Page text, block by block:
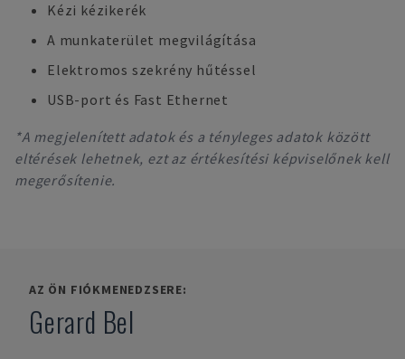
Kézi kézikerék
A munkaterület megvilágítása
Elektromos szekrény hűtéssel
USB-port és Fast Ethernet
*A megjelenített adatok és a tényleges adatok között
eltérések lehetnek, ezt az értékesítési képviselőnek kell
megerősítenie.
AZ ÖN FIÓKMENEDZSERE:
Gerard Bel